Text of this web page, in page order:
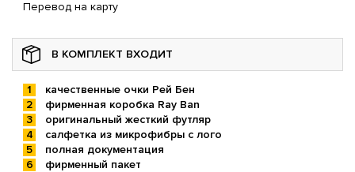
Перевод на карту
В КОМПЛЕКТ ВХОДИТ
качественные очки Рей Бен
фирменная коробка Ray Ban
оригинальный жесткий футляр
салфетка из микрофибры с лого
полная документация
фирменный пакет